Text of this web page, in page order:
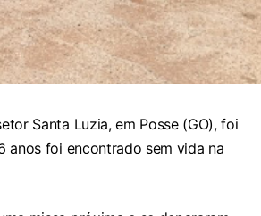
Santa Luzia, em Posse (GO), foi
anos foi encontrado sem vida na